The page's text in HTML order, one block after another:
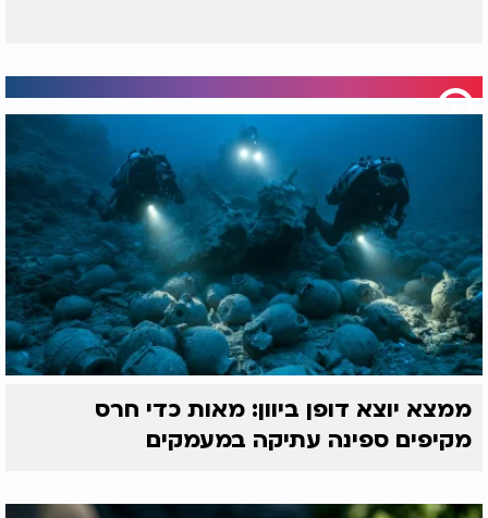
ממצא יוצא דופן ביוון: מאות כדי חרס
מקיפים ספינה עתיקה במעמקים